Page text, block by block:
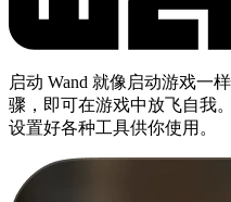
启动 Wand 就像启动游戏一
骤，即可在游戏中放飞自我
设置好各种工具供你使用。